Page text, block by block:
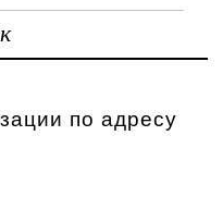
по адресу